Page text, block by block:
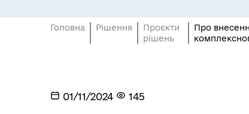
Головна Рішення
Проєкти
рішень
Про
01/11/2024 145